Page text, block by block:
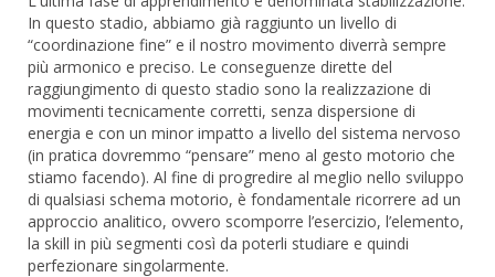
In questo stadio, abbiamo già raggiunto un livello di
“coordinazione fine” e il nostro movimento diverrà sempre
più armonico e preciso. Le conseguenze dirette del
raggiungimento di questo stadio sono la realizzazione di
movimenti tecnicamente corretti, senza dispersione di
energia e con un minor impatto a livello del sistema nervoso
(in pratica dovremmo “pensare” meno al gesto motorio che
stiamo facendo). Al fine di progredire al meglio nello sviluppo
di qualsiasi schema motorio, è fondamentale ricorrere ad un
approccio analitico, ovvero scomporre l’esercizio, l’elemento,
la skill in più segmenti così da poterli studiare e quindi
perfezionare singolarmente.